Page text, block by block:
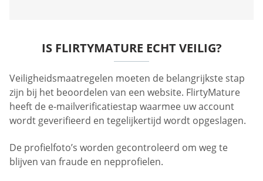
IS FLIRTYMATURE ECHT VEILIG?
Veiligheidsmaatregelen moeten de belangrijkste stap
zijn bij het beoordelen van een website. FlirtyMature
heeft de e-mailverificatiestap waarmee uw account
wordt geverifieerd en tegelijkertijd wordt opgeslagen.
De profielfoto’s worden gecontroleerd om weg te
blijven van fraude en nepprofielen.